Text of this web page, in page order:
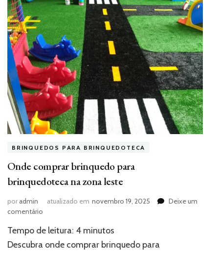
BRINQUEDOS PARA BRINQUEDOTECA
Onde comprar brinquedo para
brinquedoteca na zona leste
poradmin atualizado em novembro 19, 2025
Deixe um
comentário
comprar
brinquedo
Tempo de leitura: 4 minutos
Descubra onde comprar brinquedo para